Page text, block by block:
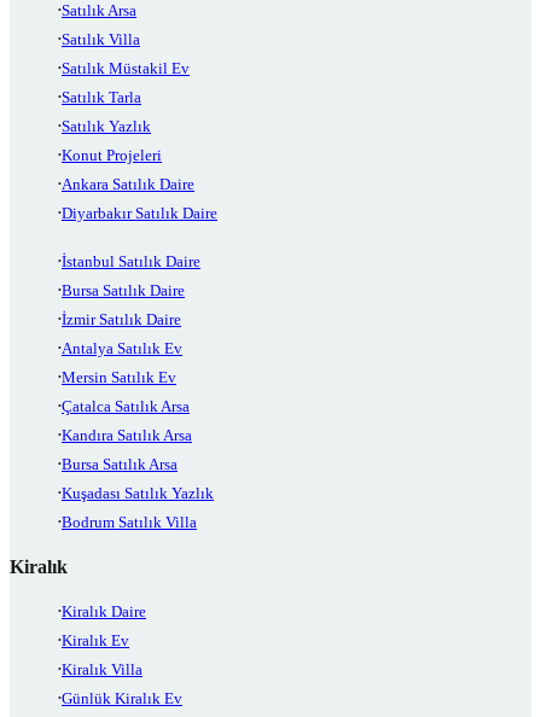
Satılık Arsa
Satılık Villa
Satılık Müstakil Ev
Satılık Tarla
Satılık Yazlık
Konut Projeleri
Ankara Satılık Daire
Diyarbakır Satılık Daire
İstanbul Satılık Daire
Bursa Satılık Daire
İzmir Satılık Daire
Antalya Satılık Ev
Mersin Satılık Ev
Çatalca Satılık Arsa
Kandıra Satılık Arsa
Bursa Satılık Arsa
Kuşadası Satılık Yazlık
Bodrum Satılık Villa
Kiralık
Kiralık Daire
Kiralık Ev
Kiralık Villa
Günlük Kiralık Ev